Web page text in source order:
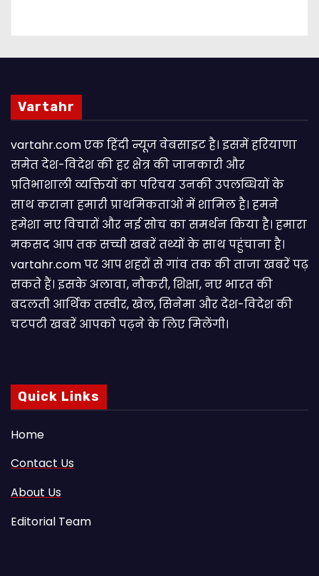
Vartahr
vartahr.com एक हिंदी न्यूज वेबसाइट है। इसमें हरियाणा
समेत देश-विदेश की हर क्षेत्र की जानकारी और
प्रतिभाशाली व्यक्तियों का परिचय उनकी उपलब्धियों के
साथ कराना हमारी प्राथमिकताओं में शामिल है। हमने
हमेशा नए विचारों और नई सोच का समर्थन किया है। हमारा
मकसद आप तक सच्ची खबरें तथ्यों के साथ पहुंचाना है।
vartahr.com पर आप शहरों से गांव तक की ताजा खबरें पढ़
सकते हैं। इसके अलावा, नौकरी, शिक्षा, नए भारत की
बदलती आर्थिक तस्वीर, खेल, सिनेमा और देश-विदेश की
चटपटी खबरें आपकाे पढ़ने के लिए मिलेंगी।
Quick Links
Home
Contact Us
About Us
Editorial Team